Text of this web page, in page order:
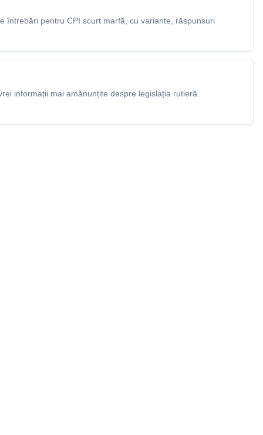
întrebări pentru CPI scurt marfă, cu variante, răspunsuri
informații mai amănunțite despre legislația rutieră.